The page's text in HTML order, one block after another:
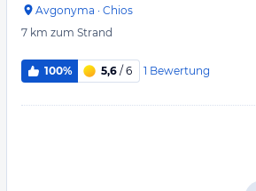
Avgonyma · Chios
7 km zum Strand
100% 5,6 / 6 1 Bewertung